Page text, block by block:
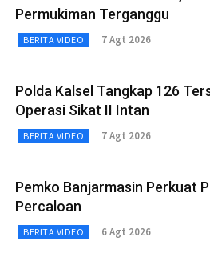
Permukiman Terganggu
BERITA VIDEO 7 Agt 2026
Polda Kalsel Tangkap 126
Operasi Sikat II Intan
BERITA VIDEO 7 Agt 2026
Pemko Banjarmasin Perkuat
Percaloan
BERITA VIDEO 6 Agt 2026